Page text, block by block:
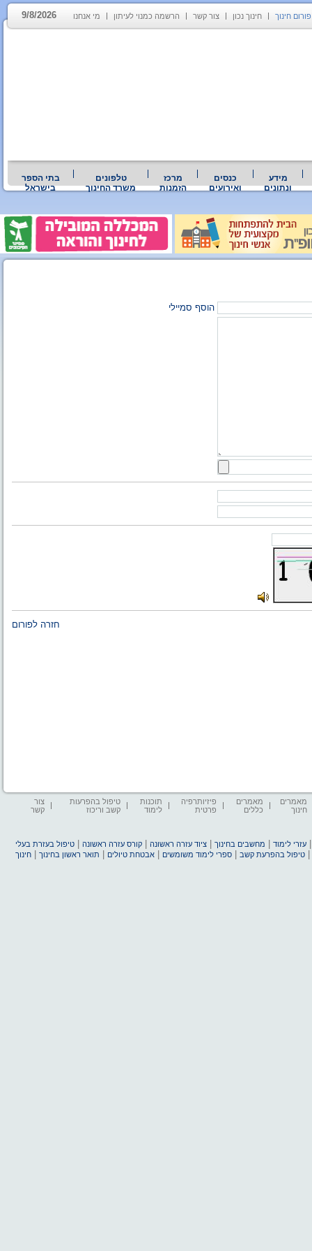
פורום חינוך חינוך נכון צור קשר הרשמה כמנוי לעיתון מי אנחנו 9/8/2026
מידע
ונתונים
כנסים
ואירועים
מרכז
הזמנות
טלפונים
משרד החינוך
בתי הספר
בישראל
הוסף סמיילי
חזרה לפורום
מאמרים
חינוך
מאמרים
כללים
פיזיותרפיה
פרטית
תוכנות
לימוד
טיפול בהפרעות
קשב וריכוז
צור
קשר
עזרי לימוד מחשבים בחינוך |ציוד עזרה ראשונה |קורס עזרה ראשונה |טיפול בעזרת בעלי
|טיפול בהפרעת קשב |ספרי לימוד משומשים |אבטחת טיולים תואר ראשון בחינוך |חינוך